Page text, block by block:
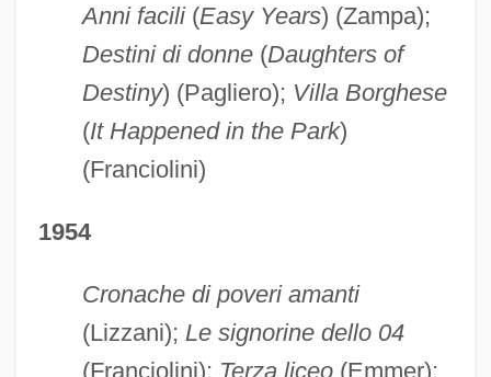
Anni facili(Easy Years) (Zampa);
Destini di donne(Daughters of
Destiny) (Pagliero); Villa Borghese
(It Happened in the Park)
(Franciolini)
1954
Cronache di poveri amanti
(Lizzani); Le signorine dello 04
(Franciolini); Terza liceo(Emmer);